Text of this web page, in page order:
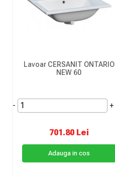
Lavoar CERSANIT ONTARIO
NEW 60
- +
701.80 Lei
Adauga in cos